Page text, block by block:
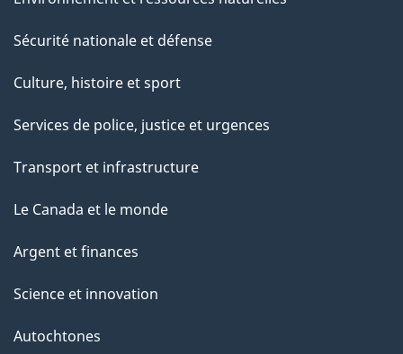
Sécurité nationale et défense
Culture, histoire et sport
Services de police, justice et urgences
Transport et infrastructure
Le Canada et le monde
Argent et finances
Science et innovation
Autochtones